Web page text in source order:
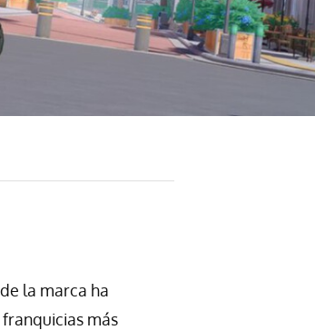
la marca ha
franquicias más